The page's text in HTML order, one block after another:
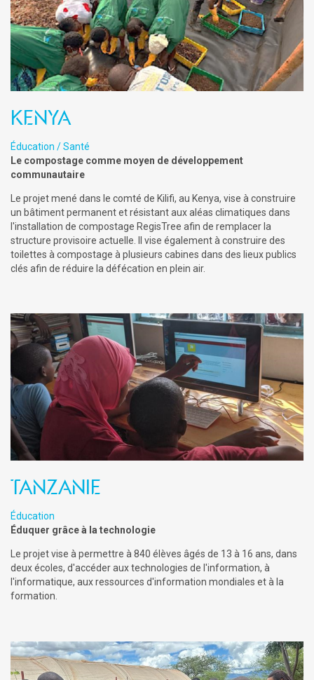
Kenya
Éducation / Santé
Le compostage comme moyen de développement
communautaire
Le projet mené dans le comté de Kilifi, au Kenya, vise à construire
un bâtiment permanent et résistant aux aléas climatiques dans
l'installation de compostage RegisTree afin de remplacer la
structure provisoire actuelle. Il vise également à construire des
toilettes à compostage à plusieurs cabines dans des lieux publics
clés afin de réduire la défécation en plein air.
Tanzanie
Éducation
Éduquer grâce à la technologie
Le projet vise à permettre à 840 élèves âgés de 13 à 16 ans, dans
deux écoles, d'accéder aux technologies de l'information, à
l'informatique, aux ressources d'information mondiales et à la
formation.